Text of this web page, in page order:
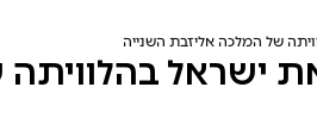
של המלכה אליזבת השנייה
ישראל